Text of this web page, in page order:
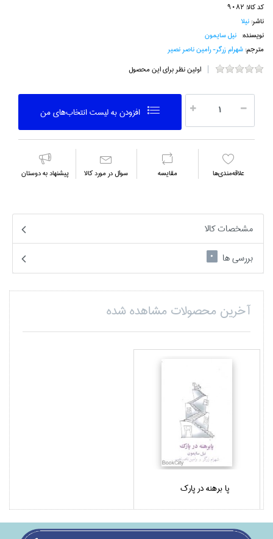
کد کالا:9082
ناشر:نيلا
نویسنده: نيل سايمون
مترجم:شهرام زرگر- رامين ناصر نصير
اولین نظر برای این محصول
افزودن به ليست انتخاب‌هاي من
علاقه‌مندي‌ها مقايسه سوال در مورد كالا پیشنهاد به دوستان
مشخصات کالا
بررسی ها
0
آخرین محصولات مشاهده شده
پا برهنه در پارك